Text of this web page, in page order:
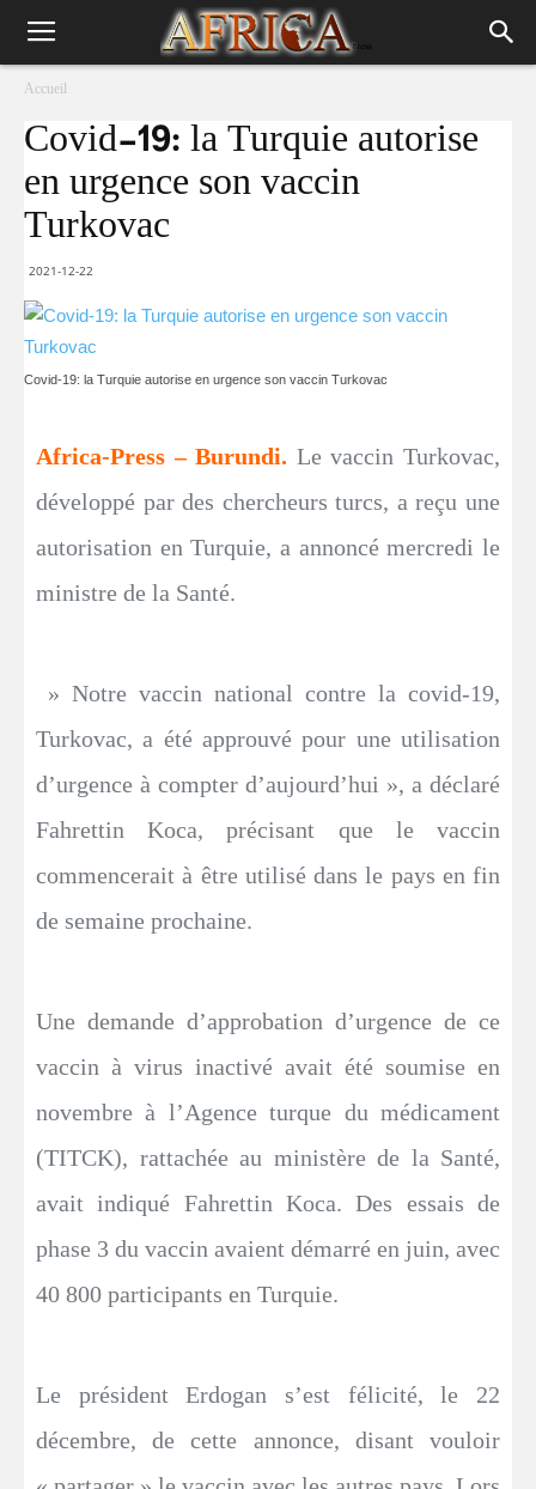
Accueil
Covid-19: la Turquie autorise
en urgence son vaccin
Turkovac
2021-12-22
Covid-19: la Turquie autorise en urgence son vaccin Turkovac
Africa-Press – Burundi. Le vaccin Turkovac,
développé par des chercheurs turcs, a reçu une
autorisation en Turquie, a annoncé mercredi le
ministre de la Santé.
» Notre vaccin national contre la covid-19,
Turkovac, a été approuvé pour une utilisation
d’urgence à compter d’aujourd’hui », a déclaré
Fahrettin Koca, précisant que le vaccin
commencerait à être utilisé dans le pays en fin
de semaine prochaine.
Une demande d’approbation d’urgence de ce
vaccin à virus inactivé avait été soumise en
novembre à l’Agence turque du médicament
(TITCK), rattachée au ministère de la Santé,
avait indiqué Fahrettin Koca. Des essais de
phase 3 du vaccin avaient démarré en juin, avec
40 800 participants en Turquie.
Le président Erdogan s’est félicité, le 22
décembre, de cette annonce, disant vouloir